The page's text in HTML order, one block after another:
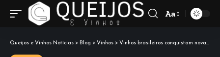
Font
Aa
Queijos e Vinhos Notícias > Blog > Vinhos > Vinhos brasileiros conquistam novas medalhas internacionais: o que esse reconhecimento revela sobre a qualidade dos rótulos nacionais?